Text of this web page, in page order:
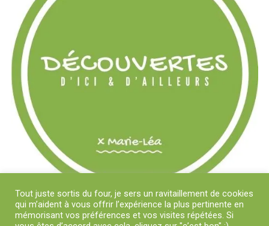
Tout juste sortis du four, je sers un ravitaillement de cookies
qui m’aident à vous offrir l’expérience la plus pertinente en
mémorisant vos préférences et vos visites répétées. Si